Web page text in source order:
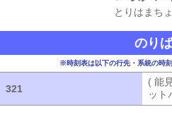
とりはまち
のり
※時刻表は以下の行先・系統の時
321
( 能
ット